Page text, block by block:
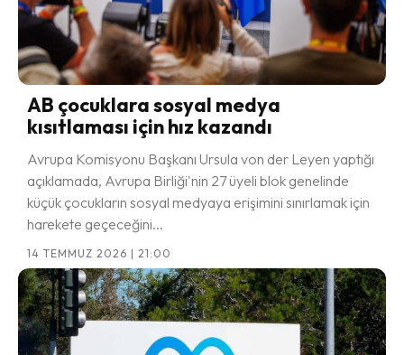
AB çocuklara sosyal medya
kısıtlaması için hız kazandı
Avrupa Komisyonu Başkanı Ursula von der Leyen yaptığı
açıklamada, Avrupa Birliği'nin 27 üyeli blok genelinde
küçük çocukların sosyal medyaya erişimini sınırlamak için
harekete geçeceğini...
14 TEMMUZ 2026 | 21:00